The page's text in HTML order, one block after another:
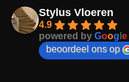
Stylus Vloeren
4.9
powered by Goog e
beoordeel ons op